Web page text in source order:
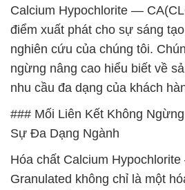
Calcium Hypochlorite —
điểm xuất phát cho sự sáng
nghiên cứu của chúng tôi.
ngừng nâng cao hiểu biết về
nhu cầu đa dạng của khách
### Mối Liên Kết Không
Sự Đa Dạng Ngành
Hóa chất Calcium
Granulated không chỉ là một